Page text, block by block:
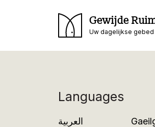
Gewijde
Uw dagelijkse gebed
Languages
العربية